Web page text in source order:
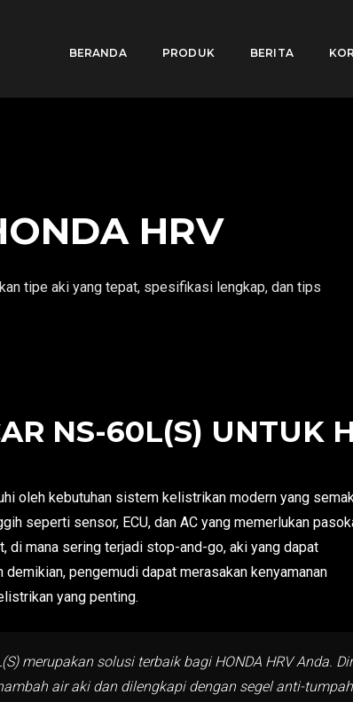
BERANDA PRODUK BERITA
HRV
tipe aki yang tepat, spesifikasi lengkap, dan tips
NS-60L(S) UNTUK
oleh kebutuhan sistem kelistrikan modern yang
seperti sensor, ECU, dan AC yang memerlukan
di mana sering terjadi stop-and-go, aki yang dapat
pengemudi dapat merasakan kenyamanan
yang penting.
merupakan solusi terbaik bagi HONDA HRV Anda.
air aki dan dilengkapi dengan segel anti-